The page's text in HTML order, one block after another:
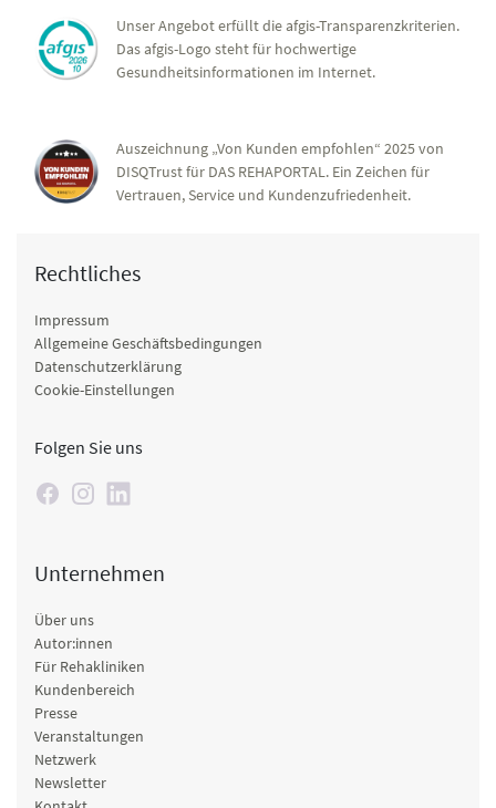
Unser Angebot erfüllt die afgis-Transparenzkriterien.
Das afgis-Logo steht für hochwertige
Gesundheitsinformationen im Internet.
Auszeichnung „Von Kunden empfohlen“ 2025 von
DISQTrust für DAS REHAPORTAL. Ein Zeichen für
Vertrauen, Service und Kundenzufriedenheit.
Rechtliches
Impressum
Allgemeine Geschäftsbedingungen
Datenschutzerklärung
Cookie-Einstellungen
Folgen Sie uns
Unternehmen
Über uns
Autor:innen
Für Rehakliniken
Kundenbereich
Presse
Veranstaltungen
Netzwerk
Newsletter